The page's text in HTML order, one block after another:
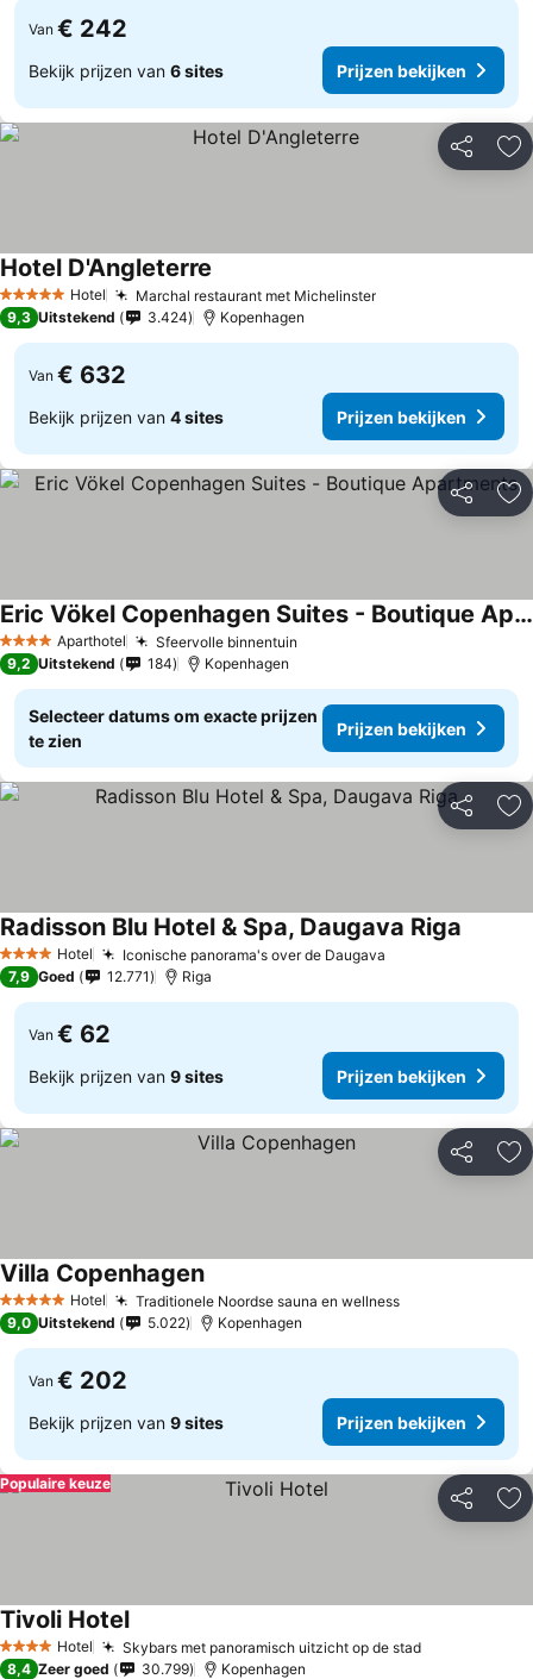
Van € 242
Bekijk prijzen van 6 sites Prijzen bekijken
Delen
5 Sterren Hotel Marchal restaurant met Michelinster
Hotel D'Angleterre
9,3 Uitstekend 3.424 Kopenhagen
Van € 632
Bekijk prijzen van 4 sites Prijzen bekijken
Delen
4 SterrenAparthotel Sfeervolle binnentuin
Eric Vökel Copenhagen Suites - Boutique Apartments
9,2 Uitstekend 184 Kopenhagen
Selecteer datums om exacte prijzen
te zien
Prijzen bekijken
Delen
4 SterrenHotel Iconische panorama's over de Daugava
Radisson Blu Hotel & Spa, Daugava Riga
7,9 Goed 12.771 Riga
Van € 62
Bekijk prijzen van 9 sites Prijzen bekijken
Delen
5 Sterren Hotel Traditionele Noordse sauna en wellness
Villa Copenhagen
9,0 Uitstekend 5.022 Kopenhagen
Van € 202
Bekijk prijzen van 9 sites Prijzen bekijken
Delen
Populaire keuze
4 SterrenHotel Skybars met panoramisch uitzicht op de stad
Tivoli Hotel
8,4 Zeer goed 30.799 Kopenhagen